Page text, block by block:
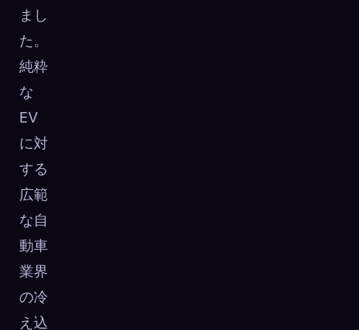
まし
た。
純粋
な
EV
に対
する
広範
な自
動車
業界
の冷
え込